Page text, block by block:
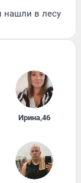
нашли в лесу
Ирина,46